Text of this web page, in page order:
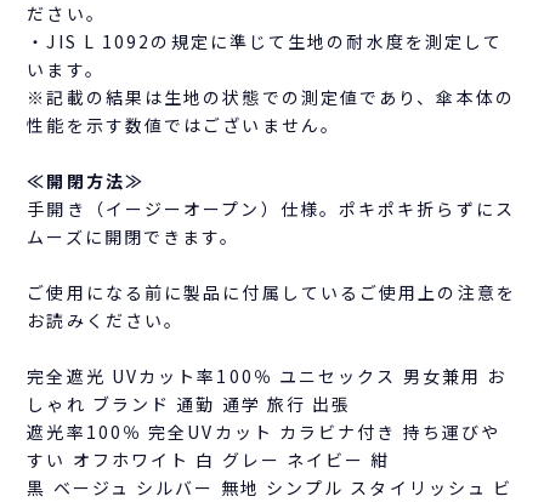
ださい。
・JIS L 1092の規定に準じて生地の耐水度を測定して
います。
※記載の結果は生地の状態での測定値であり、傘本体の
性能を示す数値ではございません。
≪開閉方法≫
手開き（イージーオープン）仕様。ポキポキ折らずにス
ムーズに開閉できます。
ご使用になる前に製品に付属しているご使用上の注意を
お読みください。
完全遮光 UVカット率100％ ユニセックス 男女兼用 お
しゃれ ブランド 通勤 通学 旅行 出張
遮光率100％ 完全UVカット カラビナ付き 持ち運びや
すい オフホワイト 白 グレー ネイビー 紺
黒 ベージュ シルバー 無地 シンプル スタイリッシュ ビ